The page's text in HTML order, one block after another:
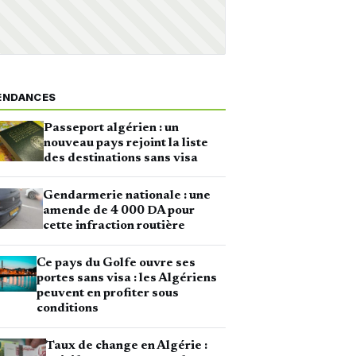
Passeport algérien : un
nouveau pays rejoint la liste
des destinations sans visa
Gendarmerie nationale : une
amende de 4 000 DA pour
cette infraction routière
Ce pays du Golfe ouvre ses
portes sans visa : les Algériens
peuvent en profiter sous
conditions
Taux de change en Algérie :